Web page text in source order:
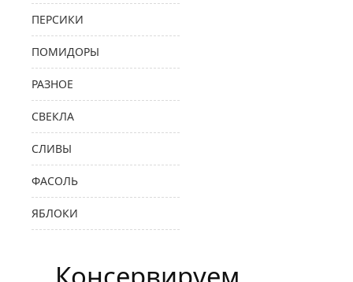
ПЕРСИКИ
ПОМИДОРЫ
РАЗНОЕ
СВЕКЛА
СЛИВЫ
ФАСОЛЬ
ЯБЛОКИ